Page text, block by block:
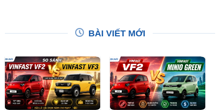
So Sánh VinFast VF2 Với
VinFast VF3 Chi Tiết
So Sánh VinFast VF2 Với
VinFast Minio Green Chi